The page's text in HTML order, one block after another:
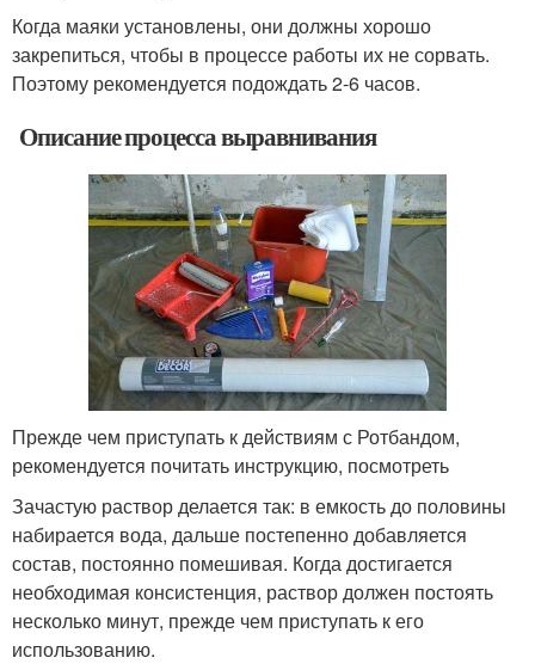
Когда маяки установлены, они должны хорошо
закрепиться, чтобы в процессе работы их не сорвать.
Поэтому рекомендуется подождать 2-6 часов.
Описание процесса выравнивания
Прежде чем приступать к действиям с Ротбандом,
рекомендуется почитать инструкцию, посмотреть
Зачастую раствор делается так: в емкость до половины
набирается вода, дальше постепенно добавляется
состав, постоянно помешивая. Когда достигается
необходимая консистенция, раствор должен постоять
несколько минут, прежде чем приступать к его
использованию.